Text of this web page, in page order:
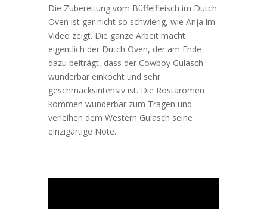
Die Zubereitung vom Büffelfleisch im Dutch
Oven ist gar nicht so schwierig, wie Anja im
Video zeigt. Die ganze Arbeit macht
eigentlich der Dutch Oven, der am Ende
dazu beiträgt, dass der Cowboy Gulasch
wunderbar einkocht und sehr
geschmacksintensiv ist. Die Röstaromen
kommen wunderbar zum Tragen und
verleihen dem Western Gulasch seine
einzigartige Note.